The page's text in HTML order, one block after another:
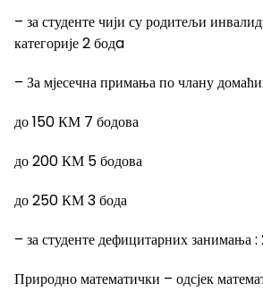
– за студенте чији су родитељи
категорије 2 бодa
– За мјесечна примања по члану
до 150 КМ 7 бодова
до 200 КМ 5 бодова
до 250 КМ 3 бода
– за студенте дефицитарних занимања :
Природно математички – одсјек